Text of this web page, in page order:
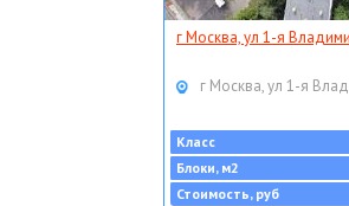
г Москва, ул 1-я
г Москва, ул 1-я
Класс
Блоки, м2
Стоимость, руб